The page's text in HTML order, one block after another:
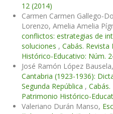
12 (2014)
Carmen Carmen Gallego-
Lorenzo, Amelia Amelia
conflictos: estrategias de
soluciones , Cabás.
Histórico-Educativo: Núm.
José Ramón López Bausela,
Cantabria (1923-1936):
Segunda República ,
Patrimonio Histórico-
Valeriano Durán Manso,